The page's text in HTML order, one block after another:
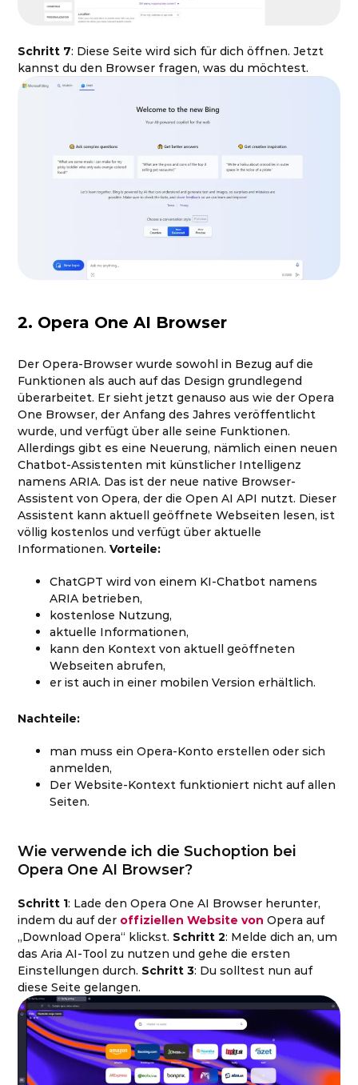
Schritt 7: Diese Seite wird sich für dich öffnen. Jetzt
kannst du den Browser fragen, was du möchtest.
2. Opera One AI Browser
Der Opera-Browser wurde sowohl in Bezug auf die
Funktionen als auch auf das Design grundlegend
überarbeitet. Er sieht jetzt genauso aus wie der Opera
One Browser, der Anfang des Jahres veröffentlicht
wurde, und verfügt über alle seine Funktionen.
Allerdings gibt es eine Neuerung, nämlich einen neuen
Chatbot-Assistenten mit künstlicher Intelligenz
namens ARIA. Das ist der neue native Browser-
Assistent von Opera, der die Open AI API nutzt. Dieser
Assistent kann aktuell geöffnete Webseiten lesen, ist
völlig kostenlos und verfügt über aktuelle
Informationen.Vorteile:
ChatGPT wird von einem KI-Chatbot namens
ARIA betrieben,
kostenlose Nutzung,
aktuelle Informationen,
kann den Kontext von aktuell geöffneten
Webseiten abrufen,
er ist auch in einer mobilen Version erhältlich.
Nachteile:
man muss ein Opera-Konto erstellen oder sich
anmelden,
Der Website-Kontext funktioniert nicht auf allen
Seiten.
Wie verwende ich die Suchoption bei
Opera One AI Browser?
Schritt 1: Lade den Opera One AI Browser herunter,
indem du auf der offiziellen Website von Opera auf
„Download Opera“ klickst. Schritt 2: Melde dich an, um
das Aria AI-Tool zu nutzen und gehe die ersten
Einstellungen durch. Schritt 3: Du solltest nun auf
diese Seite gelangen.